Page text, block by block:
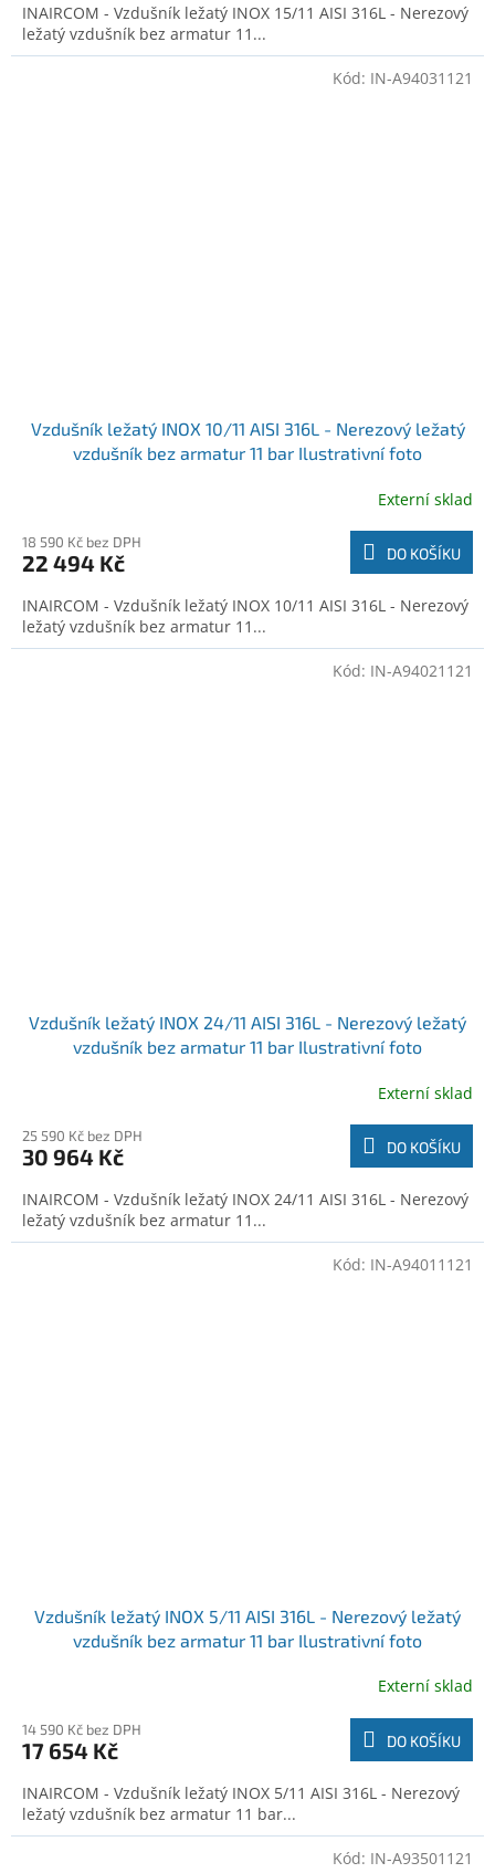
INAIRCOM - Vzdušník ležatý INOX 15/11 AISI 316L - Nerezový
ležatý vzdušník bez armatur 11...
Vzdušník ležatý INOX 10/11 AISI 316L - Nerezový ležatý
vzdušník bez armatur 11 bar Ilustrativní foto
Externí sklad
18 590 Kč bez DPH
22 494 Kč DO KOŠÍKU
INAIRCOM - Vzdušník ležatý INOX 10/11 AISI 316L - Nerezový
ležatý vzdušník bez armatur 11...
Kód: IN-A94031121
Vzdušník ležatý INOX 24/11 AISI 316L - Nerezový ležatý
vzdušník bez armatur 11 bar Ilustrativní foto
Externí sklad
25 590 Kč bez DPH
30 964 Kč DO KOŠÍKU
INAIRCOM - Vzdušník ležatý INOX 24/11 AISI 316L - Nerezový
ležatý vzdušník bez armatur 11...
Kód: IN-A94021121
Vzdušník ležatý INOX 5/11 AISI 316L - Nerezový ležatý
vzdušník bez armatur 11 bar Ilustrativní foto
Externí sklad
14 590 Kč bez DPH
17 654 Kč DO KOŠÍKU
INAIRCOM - Vzdušník ležatý INOX 5/11 AISI 316L - Nerezový
ležatý vzdušník bez armatur 11 bar...
Kód: IN-A94011121
Kód: IN-A93501121